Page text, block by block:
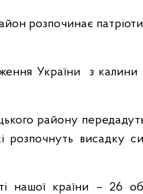
розпочинає
України з калини
району
розпочнуть висадку
нашої країни – 26